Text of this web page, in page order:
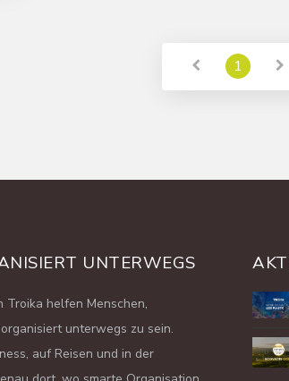
1
UNTERWEGS
Troika helfen Menschen,
unterwegs zu sein.
auf Reisen und in der